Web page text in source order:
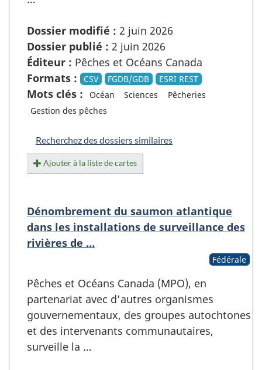
Dossier modifié : 2 juin 2026
Dossier publié : 2 juin 2026
Éditeur : Pêches et Océans Canada
Formats :
CSV FGDB/GDB ESRI REST
Mots clés : Océan Sciences
Pêcheries
Gestion des pêches
Recherchez des dossiers similaires
Ajouter à la liste de cartes
Dénombrement du saumon atlantique
dans les installations de surveillance des
rivières de …
Fédérale
Pêches et Océans Canada (MPO), en
partenariat avec d’autres organismes
gouvernementaux, des groupes autochtones
et des intervenants communautaires,
surveille la …